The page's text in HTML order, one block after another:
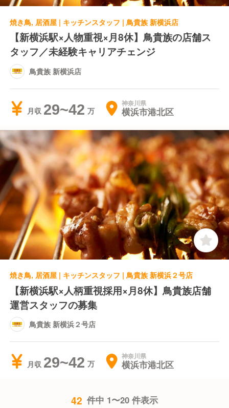
焼き鳥, 居酒屋 | キッチンスタッフ | 鳥貴族 新横浜店
【新横浜駅×人物重視×月8休】鳥貴族の店舗ス
タッフ／未経験キャリアチェンジ
鳥貴族 新横浜店
月収 29~42 神奈川県
横浜市港北区
焼き鳥, 居酒屋 | キッチンスタッフ | 鳥貴族 新横浜２号店
【新横浜駅×人柄重視採用×月8休】鳥貴族店舗
運営スタッフの募集
鳥貴族 新横浜２号店
月収 29~42 神奈川県
横浜市港北区
42 件中 1〜20 件表示